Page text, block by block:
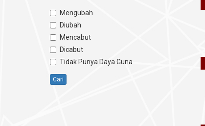
Mengubah
Diubah
Mencabut
Dicabut
Tidak Punya Daya Guna
Cari